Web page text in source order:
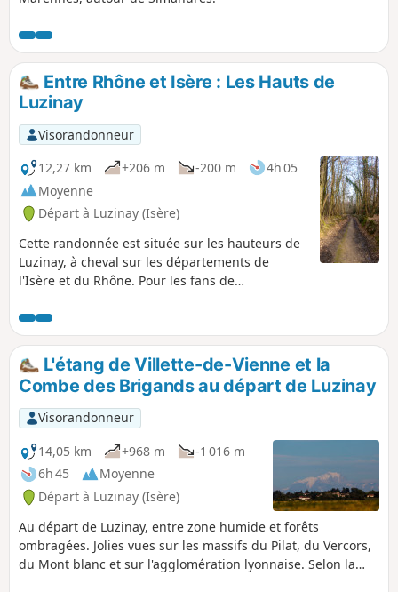
Entre Rhône et Isère : Les Hauts de
Luzinay
Visorandonneur
12,27 km
+206 m -200 m
4h 05
Moyenne
Départ à Luzinay (Isère)
Cette randonnée est située sur les hauteurs de
Luzinay, à cheval sur les départements de
l'Isère et du Rhône. Pour les fans de
différentes en 12 km ! Cette randonnée offre
des très beaux points de vue sur les Alpes, le
Vercors, le massif du Pilat et la métropole
lyonnaise. Il n'y a que 600 m de route passante
(et c'est relatif !). L'essentiel du parcours est
constitué de chemins ou de voies sans issue
desservant des fermes.
L'étang de Villette-de-Vienne et la
Combe des Brigands au départ de Luzinay
Visorandonneur
14,05 km
+968 m
-1 016 m
6h 45
Moyenne
Départ à Luzinay (Isère)
Au départ de Luzinay, entre zone humide et forêts
ombragées. Jolies vues sur les massifs du Pilat, du Vercors,
du Mont blanc et sur l'agglomération lyonnaise. Selon la